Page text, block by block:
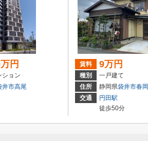
円
ション
井市高尾
賃料 9万円
種別
一戸建て
住所
静岡県袋井市春岡
交通
円田駅
徒歩50分